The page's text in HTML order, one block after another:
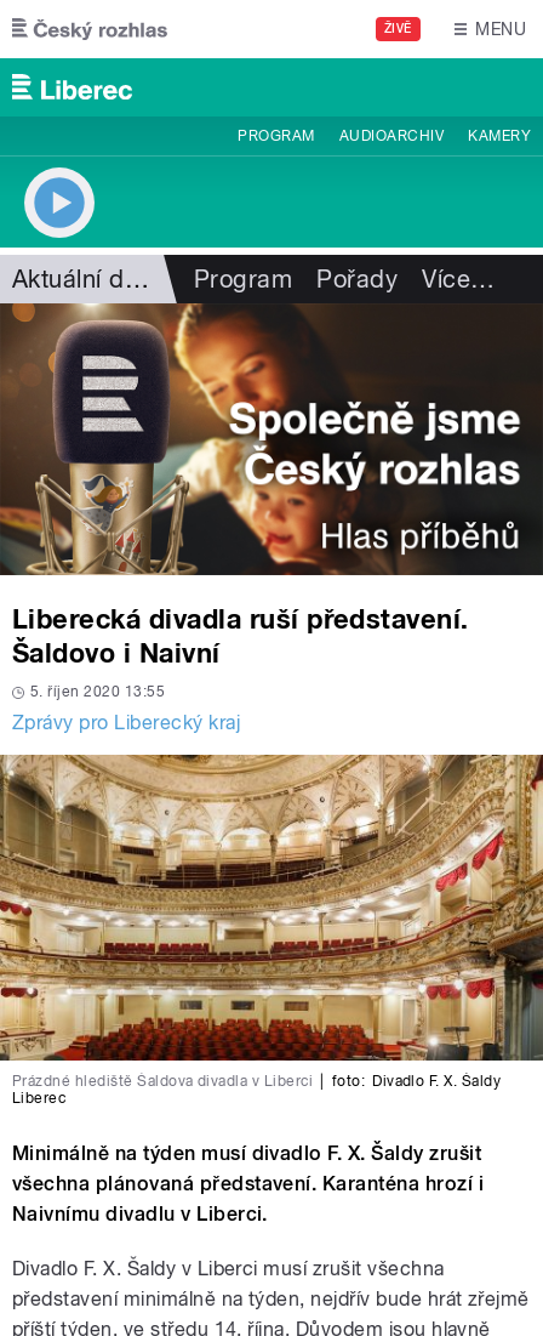
Přejít k hlavnímu obsahu
ŽIVĚ MENU
PROGRAM AUDIOARCHIV KAMERY
Aktuální dění Program Pořady Více…
Liberecká divadla ruší představení.
Šaldovo i Naivní
5. říjen 2020 13:55
Zprávy pro Liberecký kraj
Prázdné hlediště Šaldova divadla v Liberci foto: Divadlo F. X. Šaldy
Liberec
Minimálně na týden musí divadlo F. X. Šaldy zrušit
všechna plánovaná představení. Karanténa hrozí i
Naivnímu divadlu v Liberci.
Divadlo F. X. Šaldy v Liberci musí zrušit všechna
představení minimálně na týden, nejdřív bude hrát zřejmě
příští týden, ve středu 14. října. Důvodem jsou hlavně